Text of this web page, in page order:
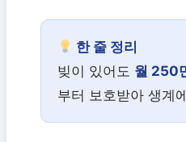
한 줄 정리
빚이 있어도 월 250
부터 보호받아 생계